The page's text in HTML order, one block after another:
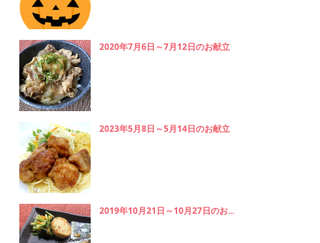
2020年7月6日～7月12日のお献立
2023年5月8日～5月14日のお献立
2019年10月21日～10月27日のお...